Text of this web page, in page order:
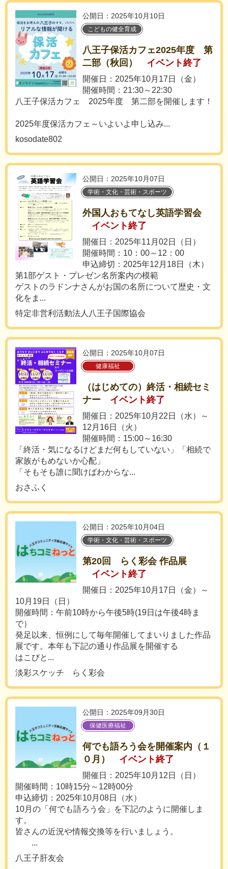
公開日：2025年10月10日
こどもの健全育成
八王子保活カフェ2025年度 第
二部（秋回）
イベント終了
開催日：2025年10月17日（金）
開催時間：21:30～22:30
八王子保活カフェ 2025年度 第二部を開催します！
2025年度保活カフェ～いよいよ申し込み...
kosodate802
公開日：2025年10月07日
学術・文化・芸術・スポーツ
外国人おもてなし英語学習会
イベント終了
開催日：2025年11月02日（日）
開催時間：10：00～12：00
申込締切：2025年12月18日（木）
第1部ゲスト・プレゼン名所案内の模範
ゲストのラドンナさんがお国の名所について歴史・文
化をま...
特定非営利活動法人八王子国際協会
公開日：2025年10月07日
健康福祉
（はじめての）終活・相続セミ
ナー
イベント終了
開催日：2025年10月22日（水）～
12月16日（火）
開催時間：15:00～16:30
「終活・気になるけどまだ何もしていない」「相続で
家族がもめないか心配」
「そもそも誰に聞けばわからな...
おさふく
公開日：2025年10月04日
学術・文化・芸術・スポーツ
第20回 らく彩会 作品展
イベント終了
開催日：2025年10月17日（金）～
10月19日（日）
開催時間：午前10時から午後5時(19日は午後4時ま
で）
発足以来、恒例にして毎年開催してまいりました作品
展です。本年も下記の通り作品展を開催する
はこびと...
淡彩スケッチ らく彩会
公開日：2025年09月30日
保健医療福祉
何でも語ろう会を開催案内（１
０月）
イベント終了
開催日：2025年10月12日（日）
開催時間：10時15分～12時00分
申込締切：2025年10月08日（水）
10月の「何でも語ろう会」を下記のように開催しま
す。
皆さんの近況や情報交換等を行いましょう。
...
八王子肝友会